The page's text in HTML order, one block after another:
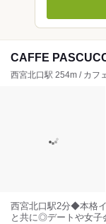
CAFFE
西宮北口駅 254m / カフ
西宮北口駅2分◆本格
と共に◎デートや女子